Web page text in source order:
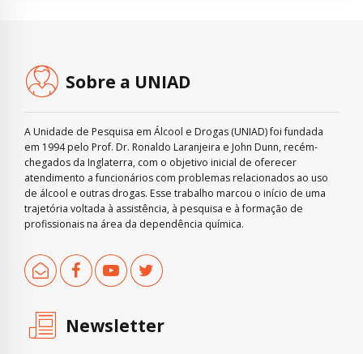
Sobre a UNIAD
A Unidade de Pesquisa em Álcool e Drogas (UNIAD) foi fundada
em 1994 pelo Prof. Dr. Ronaldo Laranjeira e John Dunn, recém-
chegados da Inglaterra, com o objetivo inicial de oferecer
atendimento a funcionários com problemas relacionados ao uso
de álcool e outras drogas. Esse trabalho marcou o início de uma
trajetória voltada à assistência, à pesquisa e à formação de
profissionais na área da dependência química.
Newsletter